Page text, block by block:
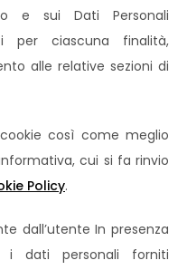
e sui Dati Personali
per ciascuna finalità,
alle relative sezioni di
così come meglio
cui si fa rinvio
Policy.
dall’utente In presenza
i dati personali forniti